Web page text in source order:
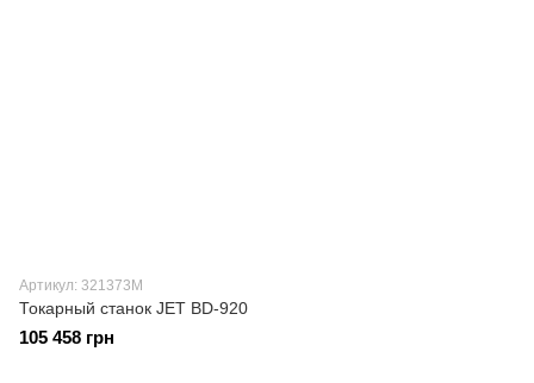
Артикул: 321373M
Токарный станок JET BD-920
105 458 грн